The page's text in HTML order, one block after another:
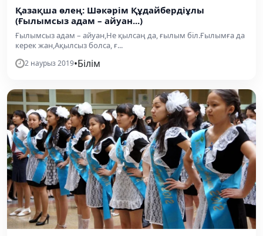
Қазақша өлең: Шәкәрім Құдайбердіұлы
(Ғылымсыз адам – айуан...)
Ғылымсыз адам – айуан,Не қылсаң да, ғылым бiл.Ғылымға да
керек жан,Ақылсыз болса, ғ...
2 наурыз 2019•Білім